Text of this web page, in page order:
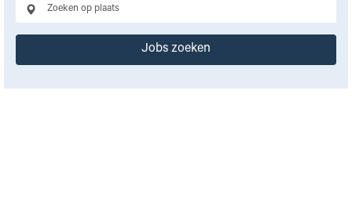
Jobs zoeken